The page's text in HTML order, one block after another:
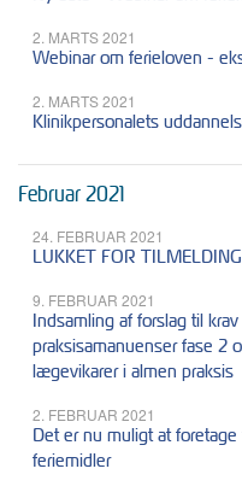
2. MARTS 2021
Webinar om ferieloven -
2. MARTS 2021
Klinikpersonalets
Februar 2021
24. FEBRUAR 2021
LUKKET FOR
9. FEBRUAR 2021
Indsamling af forslag til
praksisamanuenser fase 2
lægevikarer i almen praksis
2. FEBRUAR 2021
Det er nu muligt at
feriemidler